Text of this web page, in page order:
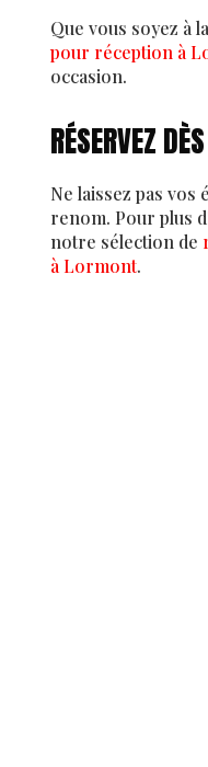
Que vous soyez à
pour réception à
occasion.
RÉSERVEZ
Ne laissez pas
renom. Pour plus
notre sélection de
à Lormont.